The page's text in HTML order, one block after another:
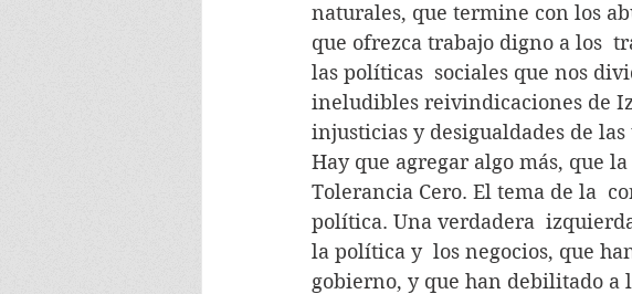
naturales, que termine con los
que ofrezca trabajo digno a los
las políticas  sociales que nos
ineludibles reivindicaciones de
injusticias y desigualdades de
Hay que agregar algo más, que
Tolerancia Cero. El tema de la
política. Una verdadera
la política y  los negocios, que
gobierno, y que han debilitado a